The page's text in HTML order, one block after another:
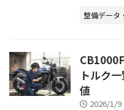
整備データ
トルク
値
2026/1/9